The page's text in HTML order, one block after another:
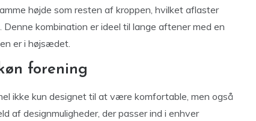
højde som resten af kroppen, hvilket aflaster
kombination er ideel til lange aftener med en
er i højsædet.
forening
ikke kun designet til at være komfortable, men også
designmuligheder, der passer ind i enhver